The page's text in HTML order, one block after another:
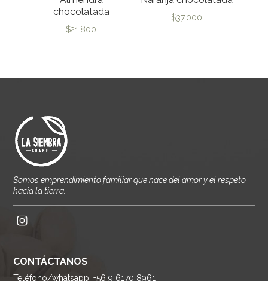
chocolatada
$21.800
$37.000
Somos emprendimiento familiar que nace del amor y el respeto
hacia la tierra.
CONTÁCTANOS
Teléfono/whatsapp: +56 9 6170 8961